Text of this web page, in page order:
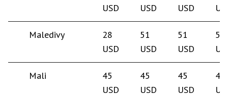
USD
USD
USD
Maledivy
28
USD
51
USD
51
USD
50
Mali
45
USD
45
USD
45
USD
40